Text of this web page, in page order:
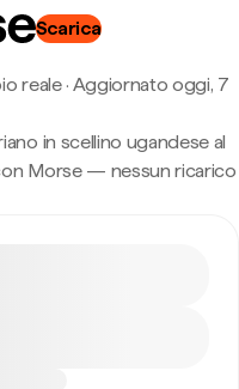
Scarica
reale· Aggiornato oggi, 7
in scellino ugandese al
Morse — nessun ricarico